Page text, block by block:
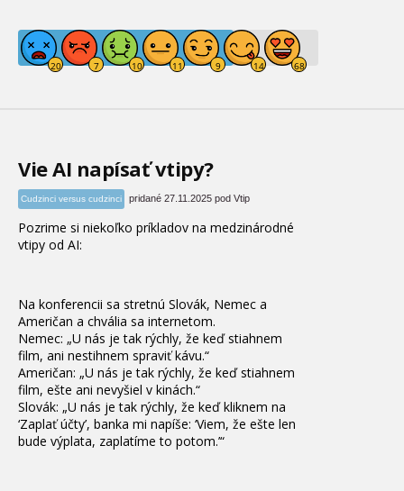
Vie AI napísať vtipy?
Cudzinci versus cudzinci pridané 27.11.2025 pod Vtip
Pozrime si niekoľko príkladov na medzinárodné
vtipy od AI:
Na konferencii sa stretnú Slovák, Nemec a
Američan a chvália sa internetom.
Nemec: „U nás je tak rýchly, že keď stiahnem
film, ani nestihnem spraviť kávu.“
Američan: „U nás je tak rýchly, že keď stiahnem
film, ešte ani nevyšiel v kinách.“
Slovák: „U nás je tak rýchly, že keď kliknem na
‘Zaplať účty’, banka mi napíše: ‘Viem, že ešte len
bude výplata, zaplatíme to potom.’“